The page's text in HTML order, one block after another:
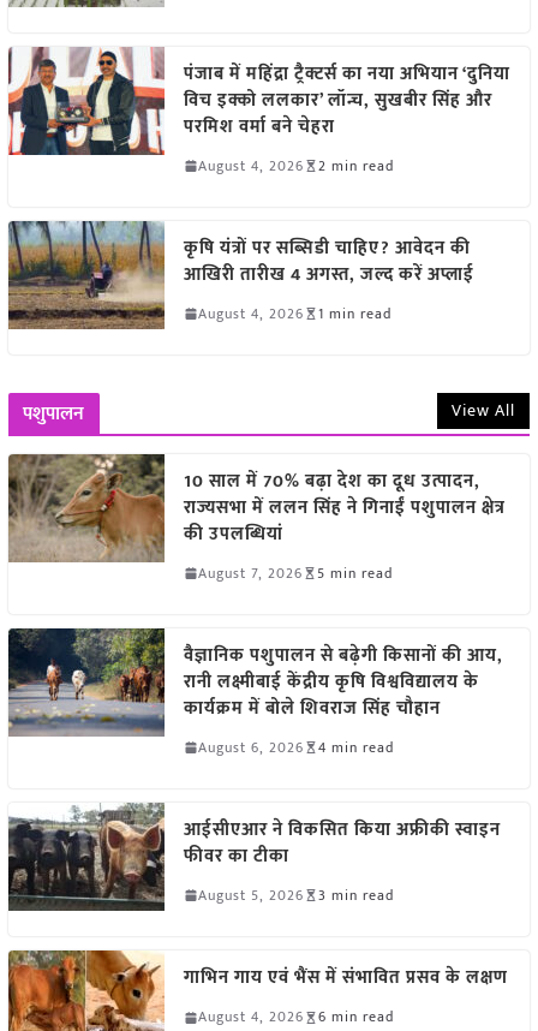
पंजाब में महिंद्रा ट्रैक्टर्स का नया अभियान ‘दुनिया
विच इक्को ललकार’ लॉन्च, सुखबीर सिंह और
परमिश वर्मा बने चेहरा
August 4, 2026 2 min read
कृषि यंत्रों पर सब्सिडी चाहिए? आवेदन की
आखिरी तारीख 4 अगस्त, जल्द करें अप्लाई
August 4, 2026 1 min read
पशुपालन View All
10 साल में 70% बढ़ा देश का दूध उत्पादन,
राज्यसभा में ललन सिंह ने गिनाईं पशुपालन क्षेत्र
की उपलब्धियां
August 7, 2026 5 min read
वैज्ञानिक पशुपालन से बढ़ेगी किसानों की आय,
रानी लक्ष्मीबाई केंद्रीय कृषि विश्वविद्यालय के
कार्यक्रम में बोले शिवराज सिंह चौहान
August 6, 2026 4 min read
आईसीएआर ने विकसित किया अफ्रीकी स्वाइन
फीवर का टीका
August 5, 2026 3 min read
गाभिन गाय एवं भैंस में संभावित प्रसव के लक्षण
August 4, 2026 6 min read